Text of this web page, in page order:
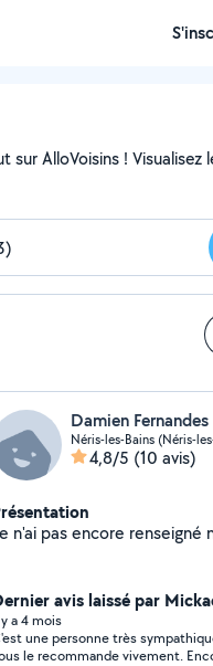
AlloVoisins ! Visualisez
Damien Fernandes
Néris-les-Bains (Néris-
4,8/5 (10 avis)
avis laissé par
a 4 mois
une personne très
le recommande vivement.